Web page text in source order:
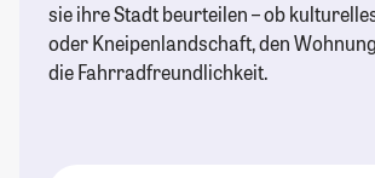
sie ihre Stadt beurteilen – ob
oder Kneipenlandschaft, den
die Fahrradfreundlichkeit.